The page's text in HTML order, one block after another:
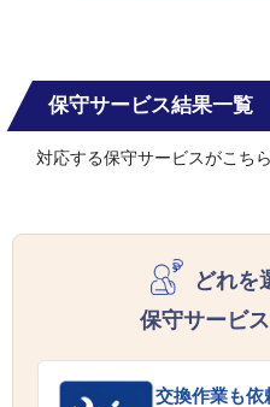
保守サービス結果一覧
対応する保守サービスがこち
どれを
保守サービ
交換作業も依